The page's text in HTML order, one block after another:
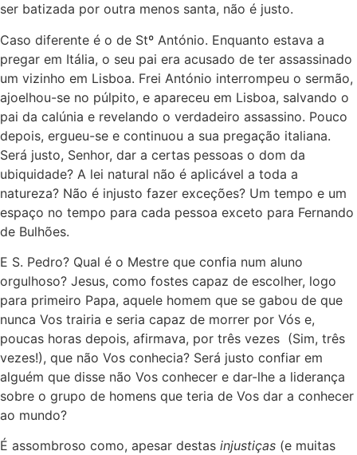
ser batizada por outra menos santa, não é justo.
Caso diferente é o de Stº António. Enquanto estava a
pregar em Itália, o seu pai era acusado de ter assassinado
um vizinho em Lisboa. Frei António interrompeu o sermão,
ajoelhou-se no púlpito, e apareceu em Lisboa, salvando o
pai da calúnia e revelando o verdadeiro assassino. Pouco
depois, ergueu-se e continuou a sua pregação italiana.
Será justo, Senhor, dar a certas pessoas o dom da
ubiquidade? A lei natural não é aplicável a toda a
natureza? Não é injusto fazer exceções? Um tempo e um
espaço no tempo para cada pessoa exceto para Fernando
de Bulhões.
E S. Pedro? Qual é o Mestre que confia num aluno
orgulhoso? Jesus, como fostes capaz de escolher, logo
para primeiro Papa, aquele homem que se gabou de que
nunca Vos trairia e seria capaz de morrer por Vós e,
poucas horas depois, afirmava, por três vezes (Sim, três
vezes!), que não Vos conhecia? Será justo confiar em
alguém que disse não Vos conhecer e dar-lhe a liderança
sobre o grupo de homens que teria de Vos dar a conhecer
ao mundo?
É assombroso como, apesar destas injustiças (e muitas